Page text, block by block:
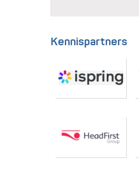
Kennispartners